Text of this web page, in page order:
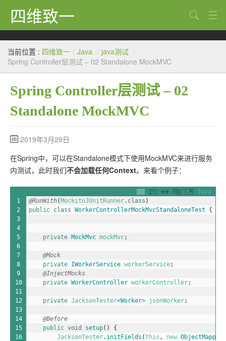
四维致一
Java
大数据
工程
Bug
Tricks
想法
搜索
当前位置 : 四维致一 / Java / java测试 /
Spring Controller层测试 – 02 Standalone MockMVC
Spring Controller层测试 – 02
Standalone MockMVC
2019年3月29日
在Spring中，可以在Standalone模式下使用MockMVC来进行服务
内测试，此时我们不会加载任何Context。来看个例子：
Java
1
2
3
4
5
6
7
8
9
10
11
12
13
14
15
16
@RunWith(MockitoJUnitRunner. class )
public class WorkerControllerMockMvcStandaloneTest {
private MockMvc mockMvc;
@Mock
private IWorkerService workerService;
@InjectMocks
private WorkerController workerController;
private JacksonTester<Worker> jsonWorker;
@Before
public void setup( )
{
JacksonTester. initFields (this , new ObjectMapper